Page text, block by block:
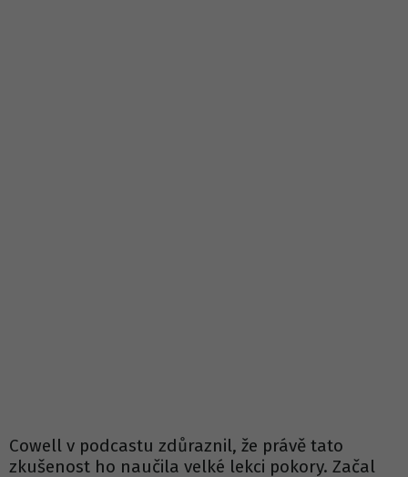
Cowell v podcastu zdůraznil, že právě tato
zkušenost ho naučila velké lekci pokory. Začal